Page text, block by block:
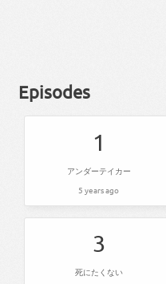
Episodes
1
アンダーテイカー
5 years ago
3
死にたくない